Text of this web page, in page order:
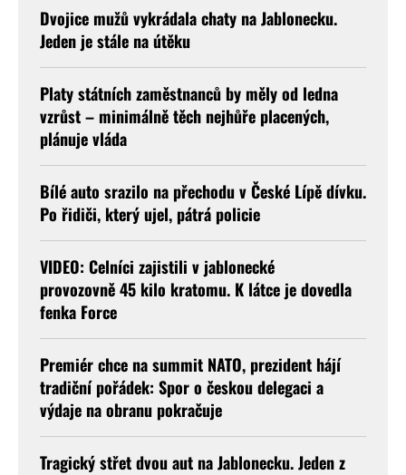
Dvojice mužů vykrádala chaty na Jablonecku.
Jeden je stále na útěku
Platy státních zaměstnanců by měly od ledna
vzrůst – minimálně těch nejhůře placených,
plánuje vláda
Bílé auto srazilo na přechodu v České Lípě dívku.
Po řidiči, který ujel, pátrá policie
VIDEO: Celníci zajistili v jablonecké
provozovně 45 kilo kratomu. K látce je dovedla
fenka Force
Premiér chce na summit NATO, prezident hájí
tradiční pořádek: Spor o českou delegaci a
výdaje na obranu pokračuje
Tragický střet dvou aut na Jablonecku. Jeden z